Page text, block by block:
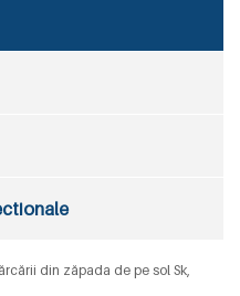
din zăpada de pe sol Sk,